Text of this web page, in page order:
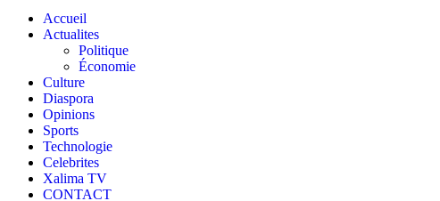
Accueil
Actualites
Politique
Économie
Culture
Diaspora
Opinions
Sports
Technologie
Celebrites
Xalima TV
CONTACT